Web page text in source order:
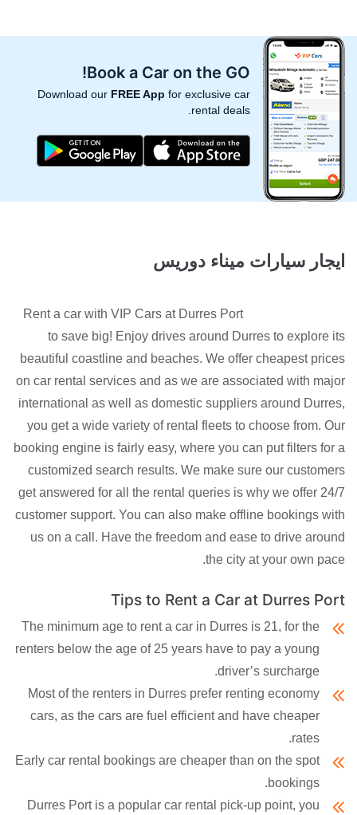
Book a Car on the GO!
Download our FREE App for exclusive car
rental deals.
ايجار سيارات ميناء دوريس
Rent a car with VIP Cars at Durres Port
to save big! Enjoy drives around Durres to explore its
beautiful coastline and beaches. We offer cheapest prices
on car rental services and as we are associated with major
international as well as domestic suppliers around Durres,
you get a wide variety of rental fleets to choose from. Our
booking engine is fairly easy, where you can put filters for a
customized search results. We make sure our customers
get answered for all the rental queries is why we offer 24/7
customer support. You can also make offline bookings with
us on a call. Have the freedom and ease to drive around
the city at your own pace.
Tips to Rent a Car at Durres Port
The minimum age to rent a car in Durres is 21, for the
renters below the age of 25 years have to pay a young
driver’s surcharge.
Most of the renters in Durres prefer renting economy
cars, as the cars are fuel efficient and have cheaper
rates.
Early car rental bookings are cheaper than on the spot
bookings.
Durres Port is a popular car rental pick-up point, you